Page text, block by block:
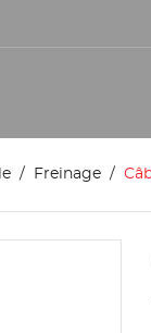
Freinage